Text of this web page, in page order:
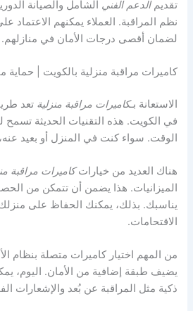
تقديمالدعم الفني الشامل والصيانة
نظم المراقبة. العملاء يمكنهم الاعتماد
لضمان أقصى درجات الأمان في منازلهم.
كاميرات مراقبة منزلية بالكويت |
الاستعانة بـكاميرات مراقبة منزلية تعد
في الكويت. هذه التقنيات الحديثة تسمح
الوقت. سواء كنت في المنزل أو بعيد
هناك العديد من خياراتكاميرات مراقبة
الميزانيات. هذا يضمن أن تتمكن من
يناسبك. بذلك، يمكنك الحفاظ على
الاقتحامات.
من المهم اختيار كاميرات متصلة بنظام
يضيف طبقة إضافية من الأمان. اليوم،
ذكية مثل المراقبة عن بُعد والإشعارات